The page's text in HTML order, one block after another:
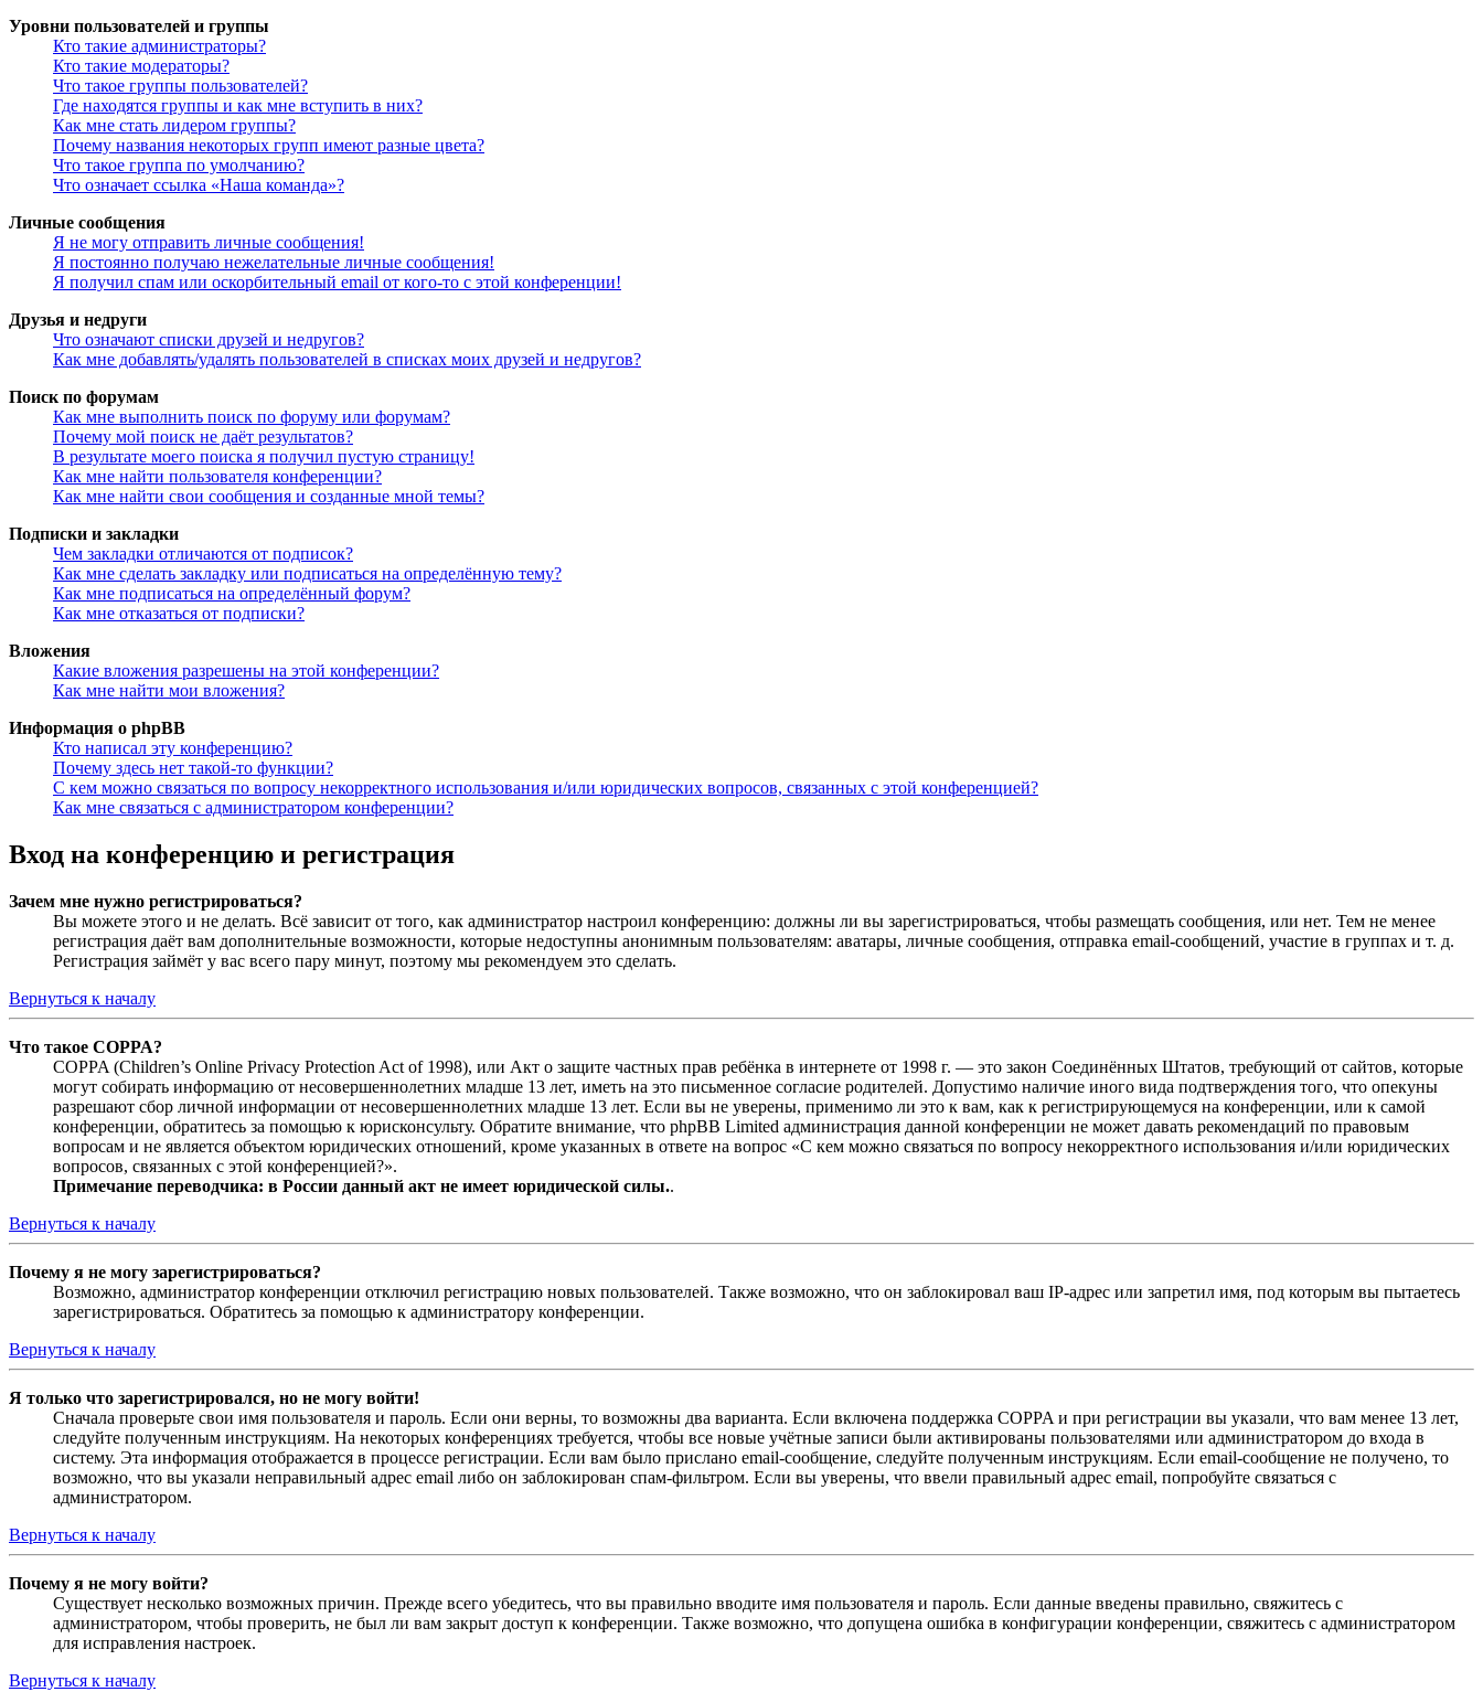
Уровни пользователей и группы
Кто такие администраторы?
Кто такие модераторы?
Что такое группы пользователей?
Где находятся группы и как мне вступить в них?
Как мне стать лидером группы?
Почему названия некоторых групп имеют разные цвета?
Что такое группа по умолчанию?
Что означает ссылка «Наша команда»?
Личные сообщения
Я не могу отправить личные сообщения!
Я постоянно получаю нежелательные личные сообщения!
Я получил спам или оскорбительный email от кого-то с этой конференции!
Друзья и недруги
Что означают списки друзей и недругов?
Как мне добавлять/удалять пользователей в списках моих друзей и недругов?
Поиск по форумам
Как мне выполнить поиск по форуму или форумам?
Почему мой поиск не даёт результатов?
В результате моего поиска я получил пустую страницу!
Как мне найти пользователя конференции?
Как мне найти свои сообщения и созданные мной темы?
Подписки и закладки
Чем закладки отличаются от подписок?
Как мне сделать закладку или подписаться на определённую тему?
Как мне подписаться на определённый форум?
Как мне отказаться от подписки?
Вложения
Какие вложения разрешены на этой конференции?
Как мне найти мои вложения?
Информация о phpBB
Кто написал эту конференцию?
Почему здесь нет такой-то функции?
С кем можно связаться по вопросу некорректного использования и/или юридических вопросов, связанных с этой конференцией?
Как мне связаться с администратором конференции?
Вход на конференцию и регистрация
Зачем мне нужно регистрироваться?
Вы можете этого и не делать. Всё зависит от того, как администратор настроил конференцию: должны ли вы зарегистрироваться, чтобы размещать сообщения, или нет. Тем не менее
регистрация даёт вам дополнительные возможности, которые недоступны анонимным пользователям: аватары, личные сообщения, отправка email-сообщений, участие в группах и т. д.
Регистрация займёт у вас всего пару минут, поэтому мы рекомендуем это сделать.
Вернуться к началу
Что такое COPPA?
COPPA (Children’s Online Privacy Protection Act of 1998), или Акт о защите частных прав ребёнка в интернете от 1998 г. — это закон Соединённых Штатов, требующий от сайтов, которые
могут собирать информацию от несовершеннолетних младше 13 лет, иметь на это письменное согласие родителей. Допустимо наличие иного вида подтверждения того, что опекуны
разрешают сбор личной информации от несовершеннолетних младше 13 лет. Если вы не уверены, применимо ли это к вам, как к регистрирующемуся на конференции, или к самой
конференции, обратитесь за помощью к юрисконсульту. Обратите внимание, что phpBB Limited администрация данной конференции не может давать рекомендаций по правовым
вопросам и не является объектом юридических отношений, кроме указанных в ответе на вопрос «С кем можно связаться по вопросу некорректного использования и/или юридических
вопросов, связанных с этой конференцией?».
Примечание переводчика: в России данный акт не имеет юридической силы..
Вернуться к началу
Почему я не могу зарегистрироваться?
Возможно, администратор конференции отключил регистрацию новых пользователей. Также возможно, что он заблокировал ваш IP-адрес или запретил имя, под которым вы пытаетесь
зарегистрироваться. Обратитесь за помощью к администратору конференции.
Вернуться к началу
Я только что зарегистрировался, но не могу войти!
Сначала проверьте свои имя пользователя и пароль. Если они верны, то возможны два варианта. Если включена поддержка COPPA и при регистрации вы указали, что вам менее 13 лет,
следуйте полученным инструкциям. На некоторых конференциях требуется, чтобы все новые учётные записи были активированы пользователями или администратором до входа в
систему. Эта информация отображается в процессе регистрации. Если вам было прислано email-сообщение, следуйте полученным инструкциям. Если email-сообщение не получено, то
возможно, что вы указали неправильный адрес email либо он заблокирован спам-фильтром. Если вы уверены, что ввели правильный адрес email, попробуйте связаться с
администратором.
Вернуться к началу
Почему я не могу войти?
Существует несколько возможных причин. Прежде всего убедитесь, что вы правильно вводите имя пользователя и пароль. Если данные введены правильно, свяжитесь с
администратором, чтобы проверить, не был ли вам закрыт доступ к конференции. Также возможно, что допущена ошибка в конфигурации конференции, свяжитесь с администратором
для исправления настроек.
Вернуться к началу